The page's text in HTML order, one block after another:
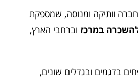
וותיקה ומנוסה, שמספקת
במרכז וברחבי הארץ,
בדגמים ובגדלים שונים,